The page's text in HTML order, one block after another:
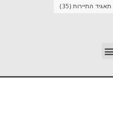
תאגיד התיירות(35)